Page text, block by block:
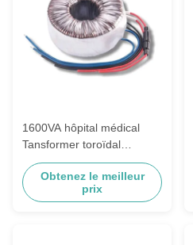
1600VA hôpital médical
Tansformer toroïdal
110VAC à 50VAC/16A
Obtenez le meilleur
prix